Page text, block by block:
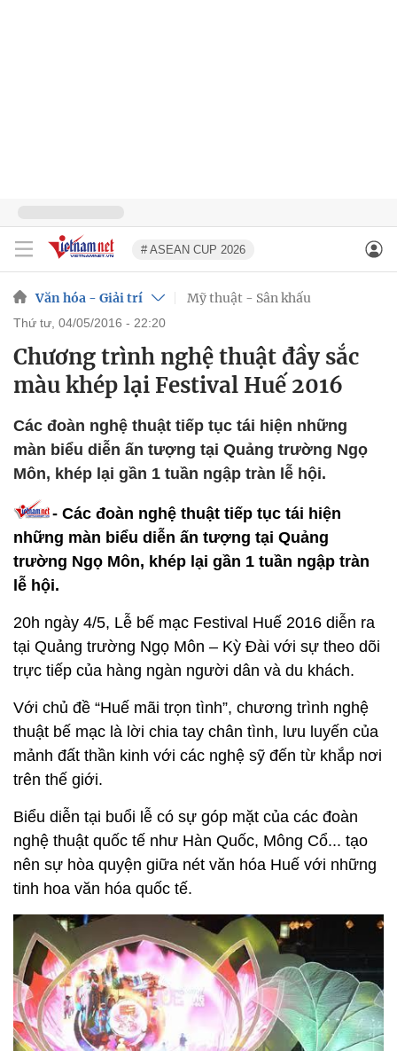
# ASEAN CUP 2026
Văn hóa - Giải trí Mỹ thuật - Sân khấu
thứ tư, 04/05/2016 - 22:20
Chương trình nghệ thuật đầy sắc
màu khép lại Festival Huế 2016
Các đoàn nghệ thuật tiếp tục tái hiện những
màn biểu diễn ấn tượng tại Quảng trường Ngọ
Môn, khép lại gần 1 tuần ngập tràn lễ hội.
- Các đoàn nghệ thuật tiếp tục tái hiện
những màn biểu diễn ấn tượng tại Quảng
trường Ngọ Môn, khép lại gần 1 tuần ngập tràn
lễ hội.
20h ngày 4/5, Lễ bế mạc Festival Huế 2016 diễn ra
tại Quảng trường Ngọ Môn – Kỳ Đài với sự theo dõi
trực tiếp của hàng ngàn người dân và du khách.
Với chủ đề “Huế mãi trọn tình”, chương trình nghệ
thuật bế mạc là lời chia tay chân tình, lưu luyến của
mảnh đất thần kinh với các nghệ sỹ đến từ khắp nơi
trên thế giới.
Biểu diễn tại buổi lễ có sự góp mặt của các đoàn
nghệ thuật quốc tế như Hàn Quốc, Mông Cổ... tạo
nên sự hòa quyện giữa nét văn hóa Huế với những
tinh hoa văn hóa quốc tế.